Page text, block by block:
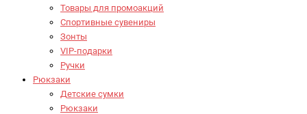
Товары для промоакций
Спортивные сувениры
Зонты
VIP-подарки
Ручки
Рюкзаки
Детские сумки
Рюкзаки